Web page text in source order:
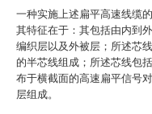
一种实施上述扁平高速线缆
其特征在于：其包括由内到
编织层以及外被层；所述芯
的半芯线组成；所述芯线包
布于横截面的高速扁平信号
层组成。